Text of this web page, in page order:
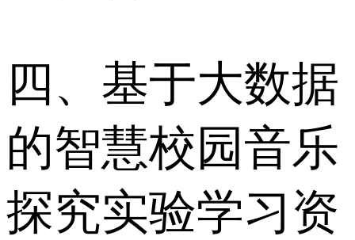
四、基于大数据
的智慧校园音乐
探究实验学习资